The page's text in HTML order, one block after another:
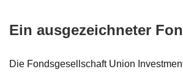
Ein ausgezeichneter
Die Fondsgesellschaft Union